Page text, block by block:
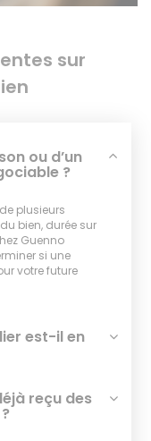
sur
ou d’un
?
plusieurs
bien, durée sur
Guenno
si une
votre future
est-il en
reçu des